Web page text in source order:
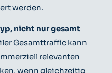
werden.
nicht nur gesamt
Gesamttraffic kann
relevanten
wenn gleichzeitig